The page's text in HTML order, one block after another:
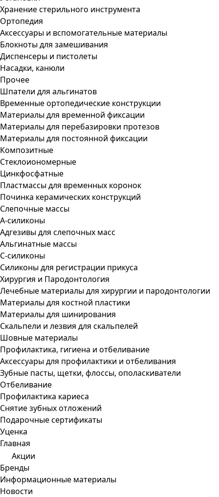
Хранение стерильного инструмента
Ортопедия
Аксессуары и вспомогательные материалы
Блокноты для замешивания
Диспенсеры и пистолеты
Насадки, канюли
Прочее
Шпатели для альгинатов
Временные ортопедические конструкции
Материалы для временной фиксации
Материалы для перебазировки протезов
Материалы для постоянной фиксации
Композитные
Стеклоиономерные
Цинкфосфатные
Пластмассы для временных коронок
Починка керамических конструкций
Слепочные массы
А-силиконы
Адгезивы для слепочных масс
Альгинатные массы
С-силиконы
Силиконы для регистрации прикуса
Хирургия и Пародонтология
Лечебные материалы для хирургии и пародонтологии
Материалы для костной пластики
Материалы для шинирования
Скальпели и лезвия для скальпелей
Шовные материалы
Профилактика, гигиена и отбеливание
Аксессуары для профилактики и отбеливания
Зубные пасты, щетки, флоссы, ополаскиватели
Отбеливание
Профилактика кариеса
Снятие зубных отложений
Подарочные сертификаты
Уценка
Главная
Акции
Бренды
Информационные материалы
Новости